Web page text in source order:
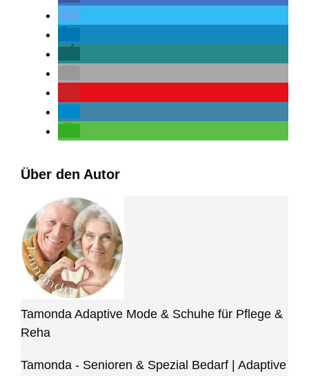
Über den Autor
Tamonda Adaptive Mode & Schuhe für Pflege &
Reha
Tamonda - Senioren & Spezial Bedarf | Adaptive